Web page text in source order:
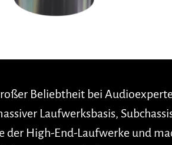
Beliebtheit bei
Laufwerksbasis,
der High-End-Laufwerke und